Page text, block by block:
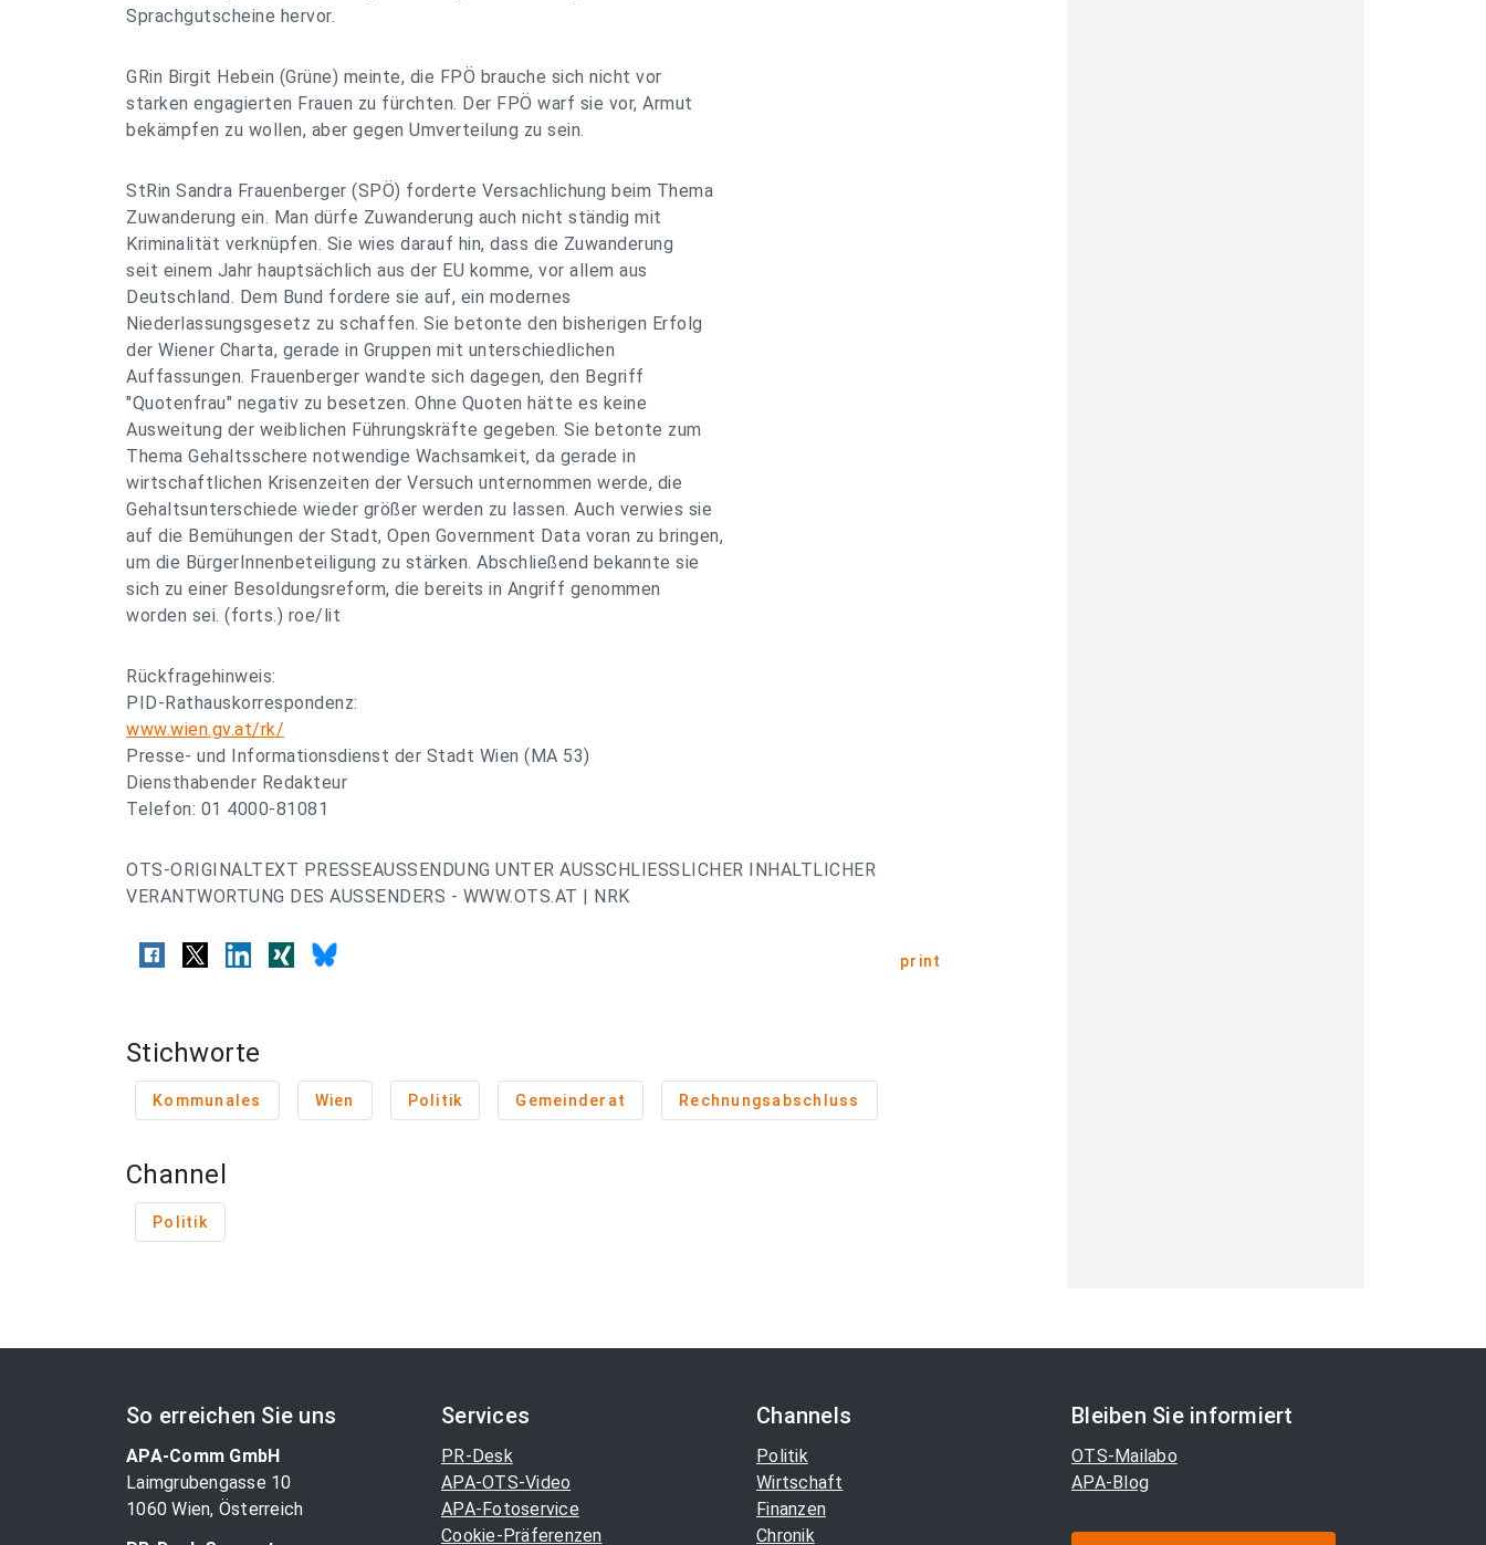
Sprachgutscheine hervor.
GRin Birgit Hebein (Grüne) meinte, die FPÖ brauche sich nicht vor
starken engagierten Frauen zu fürchten. Der FPÖ warf sie vor, Armut
bekämpfen zu wollen, aber gegen Umverteilung zu sein.
StRin Sandra Frauenberger (SPÖ) forderte Versachlichung beim Thema
Zuwanderung ein. Man dürfe Zuwanderung auch nicht ständig mit
Kriminalität verknüpfen. Sie wies darauf hin, dass die Zuwanderung
seit einem Jahr hauptsächlich aus der EU komme, vor allem aus
Deutschland. Dem Bund fordere sie auf, ein modernes
Niederlassungsgesetz zu schaffen. Sie betonte den bisherigen Erfolg
der Wiener Charta, gerade in Gruppen mit unterschiedlichen
Auffassungen. Frauenberger wandte sich dagegen, den Begriff
"Quotenfrau" negativ zu besetzen. Ohne Quoten hätte es keine
Ausweitung der weiblichen Führungskräfte gegeben. Sie betonte zum
Thema Gehaltsschere notwendige Wachsamkeit, da gerade in
wirtschaftlichen Krisenzeiten der Versuch unternommen werde, die
Gehaltsunterschiede wieder größer werden zu lassen. Auch verwies sie
auf die Bemühungen der Stadt, Open Government Data voran zu bringen,
um die BürgerInnenbeteiligung zu stärken. Abschließend bekannte sie
sich zu einer Besoldungsreform, die bereits in Angriff genommen
worden sei. (forts.) roe/lit
Rückfragehinweis:
PID-Rathauskorrespondenz:
www.wien.gv.at/rk/
Presse- und Informationsdienst der Stadt Wien (MA 53)
Diensthabender Redakteur
Telefon: 01 4000-81081
OTS-ORIGINALTEXT PRESSEAUSSENDUNG UNTER AUSSCHLIESSLICHER INHALTLICHER
VERANTWORTUNG DES AUSSENDERS - WWW.OTS.AT | NRK
print
Stichworte
Kommunales Wien Politik Gemeinderat Rechnungsabschluss
Channel
Politik
So erreichen Sie uns
APA-Comm GmbH
Laimgrubengasse 10
1060 Wien, Österreich
Services
PR-Desk
APA-OTS-Video
APA-Fotoservice
Cookie-Präferenzen
Channels
Politik
Wirtschaft
Finanzen
Chronik
Bleiben Sie informiert
OTS-Mailabo
APA-Blog